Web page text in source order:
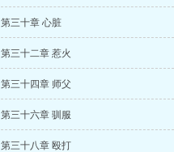
第三十章 心脏
第三十二章 惹火
第三十四章 师父
第三十六章 驯服
第三十八章 殴打